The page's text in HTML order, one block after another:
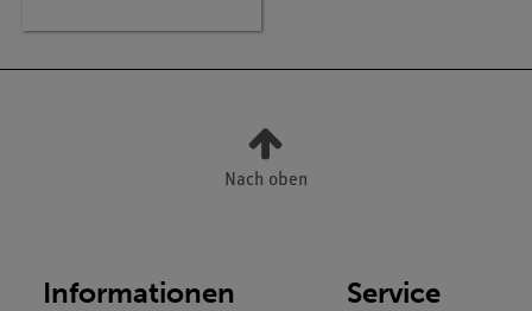
Nach oben
Informationen Service